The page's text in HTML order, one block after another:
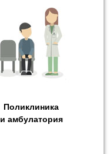
Поликлиника
и амбулатория